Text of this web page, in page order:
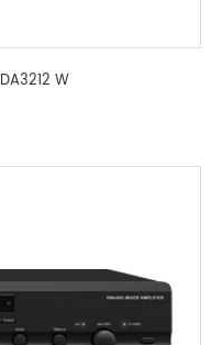
مضخم خلاط رقمي DA3212 W